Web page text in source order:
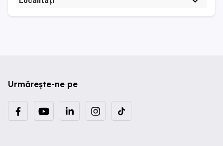
Urmărește-ne pe